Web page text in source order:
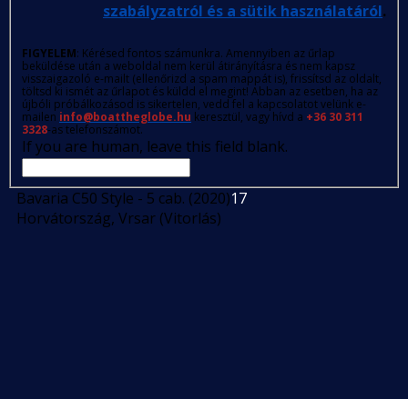
szabályzatról és a sütik használatáról.
FIGYELEM: Kérésed fontos számunkra. Amennyiben az űrlap
beküldése után a weboldal nem kerül átirányításra és nem kapsz
visszaigazoló e-mailt (ellenőrizd a spam mappát is), frissítsd az oldalt,
töltsd ki ismét az űrlapot és küldd el megint! Abban az esetben, ha az
újbóli próbálkozásod is sikertelen, vedd fel a kapcsolatot velünk e-
mailen info@boattheglobe.hu keresztül, vagy hívd a +36 30 311
3328-as telefonszámot.
If you are human, leave this field blank.
Bavaria C50 Style - 5 cab. (2020)17
Horvátország, Vrsar (Vitorlás)